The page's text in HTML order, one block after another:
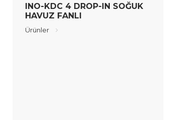
INO-KDC 4 DROP-IN SOĞUK
HAVUZ FANLI
Ürünler